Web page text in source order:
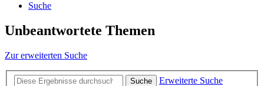
Suche
Unbeantwortete Themen
Zur erweiterten Suche
Suche
Erweiterte Suche